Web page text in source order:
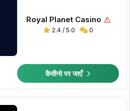
Royal Planet Casino
2.4 / 5.0 0
कैसीनो पर जाएँ